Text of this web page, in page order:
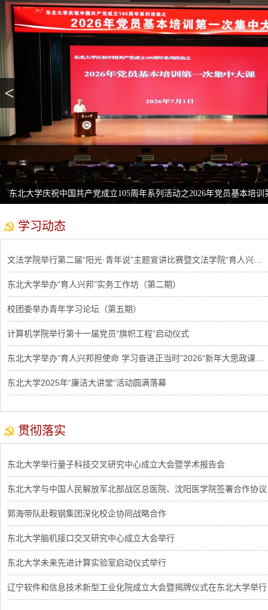
东北大学庆祝中国共产党成立105周年系列活动之2026年党员基本培
<
学习动态
文法学院举行第二届“阳光·青年说”主题宣讲比赛暨文法学院“育人兴…
东北大学举办“育人兴邦”实务工作坊（第二期）
校团委举办青年学习论坛（第五期）
计算机学院举行第十一届党员“旗帜工程”启动仪式
东北大学举办“育人兴邦担使命 学习奋进正当时”2026“新年大思政课…
东北大学2025年“廉洁大讲堂”活动圆满落幕
贯彻落实
东北大学举行量子科技交叉研究中心成立大会暨学术报告会
东北大学与中国人民解放军北部战区总医院、沈阳医学院签署合作协议
郭海带队赴鞍钢集团深化校企协同战略合作
东北大学脑机接口交叉研究中心成立大会举行
东北大学未来先进计算实验室启动仪式举行
辽宁软件和信息技术新型工业化院成立大会暨揭牌仪式在东北大学举行